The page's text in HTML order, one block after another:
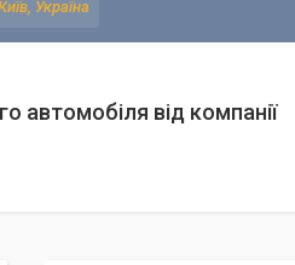
Україна
автомобіля від компанії